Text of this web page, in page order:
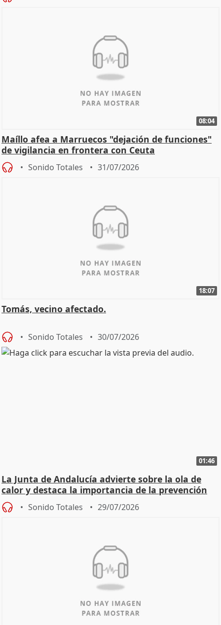
08:04
Maíllo afea a Marruecos "dejación de funciones"
de vigilancia en frontera con Ceuta
Sonido Totales 31/07/2026
18:07
Tomás, vecino afectado.
Sonido Totales 30/07/2026
01:46
La Junta de Andalucía advierte sobre la ola de
calor y destaca la importancia de la prevención
Sonido Totales 29/07/2026